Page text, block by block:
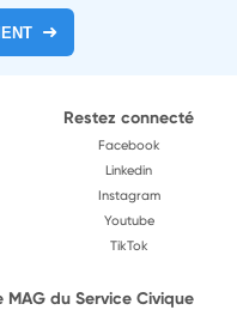
Restez connecté
Facebook
Linkedin
Instagram
Youtube
TikTok
MAG du Service Civique